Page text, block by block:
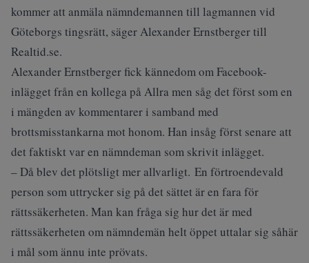
kommer att anmäla nämndemannen till lagmannen vid
Göteborgs tingsrätt, säger Alexander Ernstberger till
Realtid.se.
Alexander Ernstberger fick kännedom om Facebook-
inlägget från en kollega på Allra men såg det först som en
i mängden av kommentarer i samband med
brottsmisstankarna mot honom. Han insåg först senare att
det faktiskt var en nämndeman som skrivit inlägget.
– Då blev det plötsligt mer allvarligt. En förtroendevald
person som uttrycker sig på det sättet är en fara för
rättssäkerheten. Man kan fråga sig hur det är med
rättssäkerheten om nämndemän helt öppet uttalar sig såhär
i mål som ännu inte prövats.